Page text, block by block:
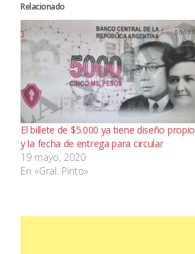
Relacionado
El billete de $5.000 ya tiene diseño propio
y la fecha de entrega para circular
19 mayo, 2020
En «Gral. Pinto»